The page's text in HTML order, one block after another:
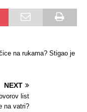
na rukama? Stigao je
NEXT
list
na vatri?